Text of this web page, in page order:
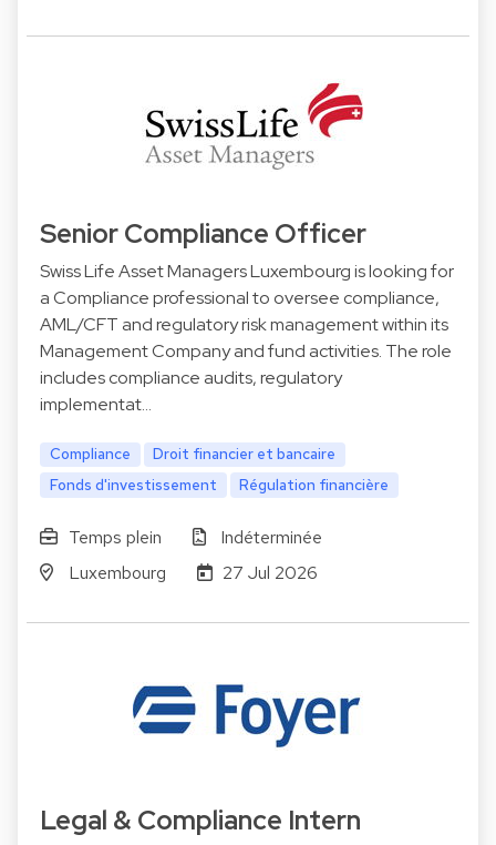
Senior Compliance Officer
Swiss Life Asset Managers Luxembourg is looking for
a Compliance professional to oversee compliance,
AML/CFT and regulatory risk management within its
Management Company and fund activities. The role
includes compliance audits, regulatory
implementat…
Compliance
Droit financier et bancaire
Fonds d'investissement
Régulation financière
Temps plein
Indéterminée
Luxembourg
27 Jul 2026
Legal & Compliance Intern